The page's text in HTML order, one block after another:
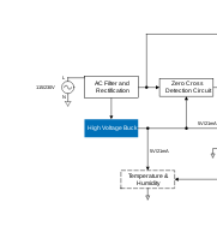
高電圧AC/DC降
力を簡単な操作で
フェイルセーフ
化されたシステム
diagram
Zero Cross
Detection Circuit
High Voltage Buck
Temperature &
Humidity
5V/21mA
AC Filter and
Rectification
115/230V
N
L
5V/21mA